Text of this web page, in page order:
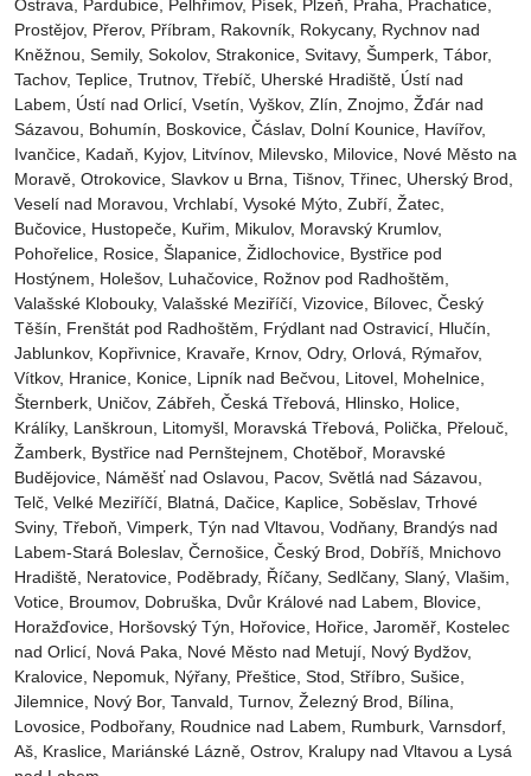
Ostrava‎, Pardubice‎, Pelhřimov‎, Písek‎‎, Plzeň‎‎‎, Praha‎, Prachatice‎,
Prostějov‎, Přerov‎, Příbram‎, Rakovník‎, Rokycany, Rychnov nad
Kněžnou, Semily‎, Sokolov‎, Strakonice, Svitavy, Šumperk, Tábor,
Tachov, Teplice, Trutnov‎, Třebíč, Uherské Hradiště, Ústí nad
Labem‎, Ústí nad Orlicí‎, Vsetín, Vyškov, Zlín, Znojmo, Žďár nad
Sázavou, Bohumín, Boskovice‎, Čáslav‎, Dolní Kounice‎, Havířov‎,
Ivančice‎, Kadaň, Kyjov, Litvínov‎, Milevsko‎, Milovice‎, Nové Město na
Moravě‎, Otrokovice‎‎, Slavkov u Brna‎, Tišnov‎, Třinec‎, Uherský Brod‎,
Veselí nad Moravou‎, Vrchlabí‎, Vysoké Mýto‎, Zubří‎, Žatec‎,
Bučovice, Hustopeče, Kuřim, Mikulov, Moravský Krumlov,
Pohořelice, Rosice, Šlapanice, Židlochovice, Bystřice pod
Hostýnem, Holešov, Luhačovice, Rožnov pod Radhoštěm,
Valašské Klobouky, Valašské Meziříčí, Vizovice, Bílovec, Český
Těšín, Frenštát pod Radhoštěm, Frýdlant nad Ostravicí, Hlučín,
Jablunkov, Kopřivnice, Kravaře, Krnov, Odry, Orlová, Rýmařov,
Vítkov, Hranice, Konice, Lipník nad Bečvou, Litovel, Mohelnice,
Šternberk, Uničov, Zábřeh, Česká Třebová, Hlinsko, Holice,
Králíky, Lanškroun, Litomyšl, Moravská Třebová, Polička, Přelouč,
Žamberk, Bystřice nad Pernštejnem, Chotěboř, Moravské
Budějovice, Náměšť nad Oslavou, Pacov, Světlá nad Sázavou,
Telč, Velké Meziříčí, Blatná, Dačice, Kaplice, Soběslav, Trhové
Sviny, Třeboň, Vimperk, Týn nad Vltavou, Vodňany, Brandýs nad
Labem-Stará Boleslav, Černošice, Český Brod, Dobříš, Mnichovo
Hradiště, Neratovice, Poděbrady, Říčany, Sedlčany, Slaný, Vlašim,
Votice, Broumov, Dobruška, Dvůr Králové nad Labem, Blovice,
Horažďovice, Horšovský Týn, Hořovice, Hořice, Jaroměř, Kostelec
nad Orlicí, Nová Paka, Nové Město nad Metují, Nový Bydžov,
Kralovice, Nepomuk, Nýřany, Přeštice, Stod, Stříbro, Sušice,
Jilemnice, Nový Bor, Tanvald, Turnov, Železný Brod, Bílina,
Lovosice, Podbořany, Roudnice nad Labem, Rumburk, Varnsdorf,
Aš, Kraslice, Mariánské Lázně, Ostrov, Kralupy nad Vltavou a Lysá